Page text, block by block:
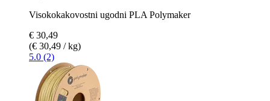
Visokokakovostni ugodni PLA Polymaker
€ 30,49
(€ 30,49 / kg)
5.0 (2)